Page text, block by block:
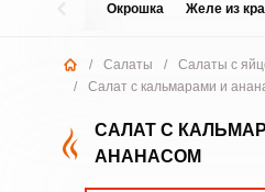
Окрошка Желе из
/ Салаты /
Салаты с
/
Салат с кальмарами и
САЛАТ С
АНАНАСОМ